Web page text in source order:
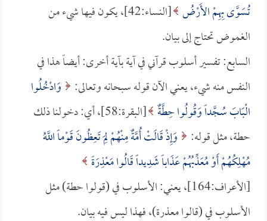
تُسَوَّى بِهِمْ الأَرْضُ
[النساء:42]، يكون فيها شيء من
الغموض تحتاج إلى بيان.
السابع: تفسير أسلوب قرآني في آية بآية أخرى: أيضاً هذا في
النفس منه شيء، يعني الآن قوله سبحانه وتعالى:
وَادْخُلُوا
الْبَابَ سُجَّداً وَقُولُوا حِطَّةٌ
[البقرة:58]، أي: دخولنا ذلك
حطة، مثل قوله:
وَإِذْ قَالَتْ أُمَّةٌ مِنْهُمْ لِمَ تَعِظُونَ قَوْماً اللَّهُ
مُهْلِكُهُمْ أَوْ مُعَذِّبُهُمْ عَذَاباً شَدِيداً قَالُوا مَعْذِرَةً
[الأعراف:164]، يعني: الأسلوب في (قولوا حطة) مثل
الأسلوب في (قالوا معذرة)، فهذا ليس فيه بيان.